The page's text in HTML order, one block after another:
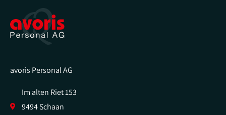
avoris Personal AG
Im alten Riet 153
9494 Schaan